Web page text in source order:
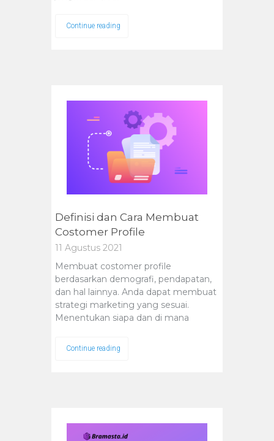
Continue reading
Definisi dan Cara Membuat
Costomer Profile
11 Agustus 2021
Membuat costomer profile
berdasarkan demografi, pendapatan,
dan hal lainnya. Anda dapat membuat
strategi marketing yang sesuai.
Menentukan siapa dan di mana
Continue reading